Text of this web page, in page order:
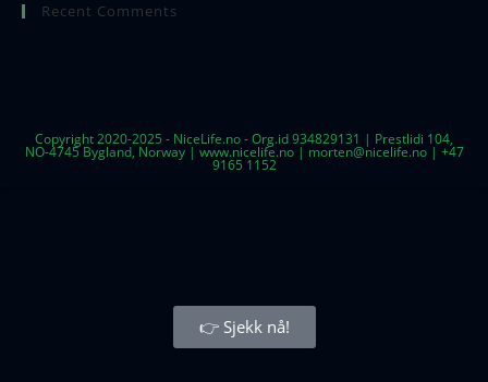
Recent Comments
Copyright 2020-2025 - NiceLife.no - Org.id 934829131 | Prestlidi 104,
NO-4745 Bygland, Norway | www.nicelife.no | morten@nicelife.no | +47
9165 1152
👉 Sjekk nå!